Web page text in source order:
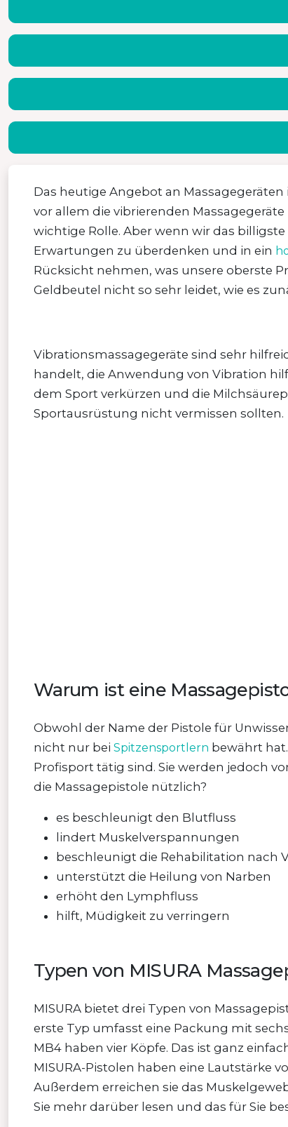
Das heutige Angebot an
vor allem die vibrierenden
wichtige Rolle. Aber wenn wir das
Erwartungen zu überdenken und in ein
Rücksicht nehmen, was unsere oberste
Geldbeutel nicht so sehr leidet, wie es
Vibrationsmassagegeräte sind sehr
handelt, die Anwendung von Vibration
dem Sport verkürzen und die
Sportausrüstung nicht vermissen sollten.
Warum ist eine
Obwohl der Name der Pistole für
nicht nur bei Spitzensportlern bewährt
Profisport tätig sind. Sie werden jedoch
die Massagepistole nützlich?
es beschleunigt den Blutfluss
lindert Muskelverspannungen
beschleunigt die Rehabilitation nach
unterstützt die Heilung von Narben
erhöht den Lymphfluss
hilft, Müdigkeit zu verringern
Typen von MISURA
MISURA bietet drei Typen von
erste Typ umfasst eine Packung mit
MB4 haben vier Köpfe. Das ist ganz
MISURA-Pistolen haben eine Lautstärke
Außerdem erreichen sie das
Sie mehr darüber lesen und das für Sie